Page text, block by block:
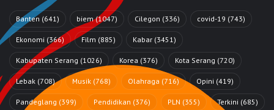
Banten (641) biem(1047) Cilegon (336) covid-19 (743)
Ekonomi (366) Film (885) Kabar (3451)
Kabupaten Serang (1026) Korea (376) Kota Serang (720)
Lebak (708) Musik (768) Olahraga (716) Opini (419)
Pandeglang (399) Pendidikan (376) PLN (355) Terkini (685)